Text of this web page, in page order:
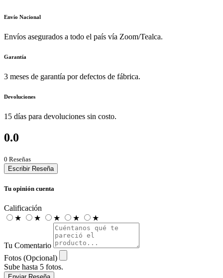
Envío Nacional
Envíos asegurados a todo el país vía Zoom/Tealca.
Garantía
3 meses de garantía por defectos de fábrica.
Devoluciones
15 días para devoluciones sin costo.
0.0
0 Reseñas
Escribir Reseña
Tu opinión cuenta
Calificación
★
★ ★ ★ ★
Tu Comentario
Fotos (Opcional)
Sube hasta 5 fotos.